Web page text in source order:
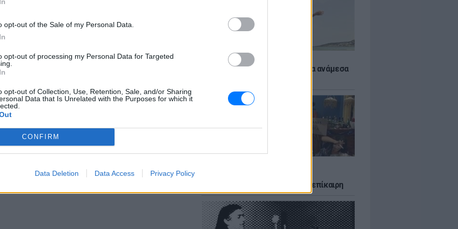
opt-out of the Sale of my Personal Data.
opt-out of processing my Personal Data for Targeted
opt-out of Collection, Use, Retention, Sale, and/or Sharing
Data that Is Unrelated with the Purposes for which it
CONFIRM
Data Deletion Data Access Privacy Policy
Πώς να αποφύγεις το σύγκαμα ανάμεσα
νεοπλουτισμό και παραμένει επίκαιρη
στο
γιαΜόδα ,Ομορφιά,Σχέσειςκαι
και στο Instagram